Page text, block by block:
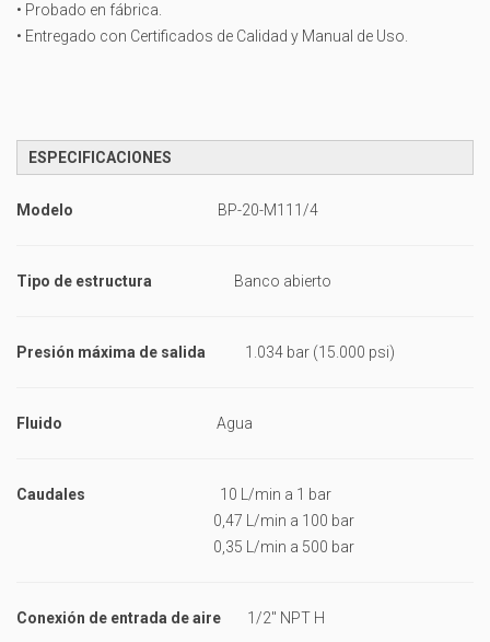
• Probado en fábrica.
• Entregado con Certificados de Calidad y Manual de Uso.
ESPECIFICACIONES
Modelo BP-20-M111/4
Tipo de estructura Banco abierto
Presión máxima de salida 1.034 bar (15.000 psi)
Fluido Agua
Caudales 10 L/min a 1 bar
0,47 L/min a 100 bar
0,35 L/min a 500 bar
Conexión de entrada de aire 1/2" NPT H